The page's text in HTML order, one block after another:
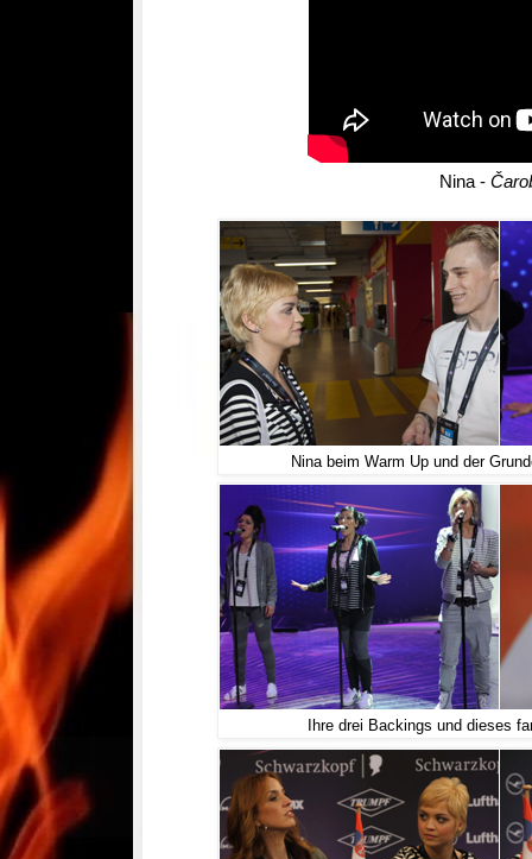
Nina -
Nina beim Warm Up und der
Ihre drei Backings und dieses